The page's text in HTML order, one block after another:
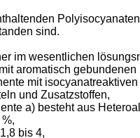
sind.
im wesentlichen
aromatisch gebundenen
mit
und Zusatzstoffen,
a) besteht aus
bis 4,